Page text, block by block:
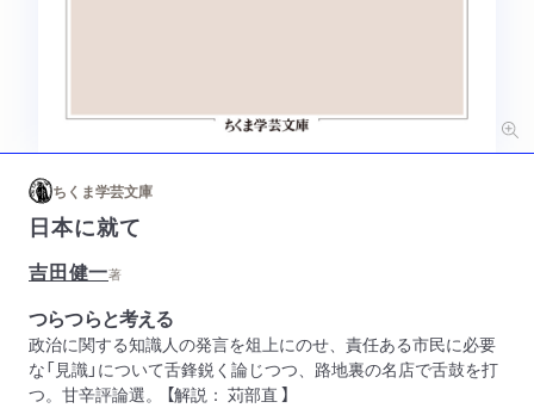
ちくま学芸文庫
日本に就て
吉田健一著
つらつらと考える
政治に関する知識人の発言を俎上にのせ、責任ある市民に必要
な「見識」について舌鋒鋭く論じつつ、路地裏の名店で舌鼓を打
つ。甘辛評論選。 【解説： 苅部直 】